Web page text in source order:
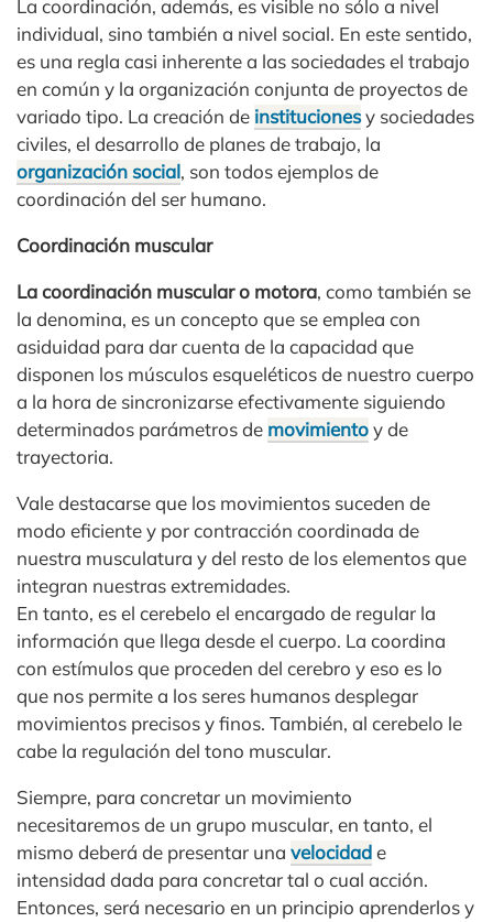
La coordinación, además, es visible no sólo a nivel
individual, sino también a nivel social. En este sentido,
es una regla casi inherente a las sociedades el trabajo
en común y la organización conjunta de proyectos de
variado tipo. La creación de institucionesy sociedades
civiles, el desarrollo de planes de trabajo, la
organización social, son todos ejemplos de
coordinación del ser humano.
Coordinación muscular
La coordinación muscular o motora, como también se
la denomina, es un concepto que se emplea con
asiduidad para dar cuenta de la capacidad que
disponen los músculos esqueléticos de nuestro cuerpo
a la hora de sincronizarse efectivamente siguiendo
determinados parámetros de movimientoy de
trayectoria.
Vale destacarse que los movimientos suceden de
modo eficiente y por contracción coordinada de
nuestra musculatura y del resto de los elementos que
integran nuestras extremidades.
En tanto, es el cerebelo el encargado de regular la
información que llega desde el cuerpo. La coordina
con estímulos que proceden del cerebro y eso es lo
que nos permite a los seres humanos desplegar
movimientos precisos y finos. También, al cerebelo le
cabe la regulación del tono muscular.
Siempre, para concretar un movimiento
necesitaremos de un grupo muscular, en tanto, el
mismo deberá de presentar una velocidade
intensidad dada para concretar tal o cual acción.
Entonces, será necesario en un principio aprenderlos y